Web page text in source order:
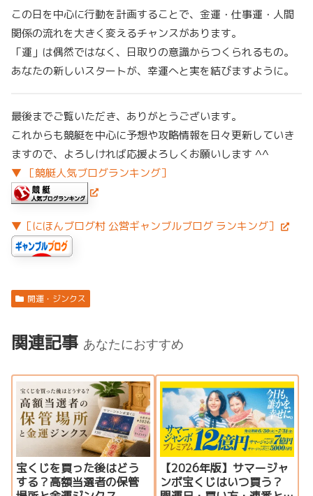
この日を中心に行動を計画することで、金運・仕事運・人間
関係の流れを大きく変えるチャンスがあります。
「運」は偶然ではなく、日取りの意識からつくられるもの。
あなたの新しいスタートが、幸運へと実を結びますように。
最後までご覧いただき、ありがとうございます。
これからも競艇を中心に予想や攻略情報を日々更新していき
ますので、よろしければ応援よろしくお願いします ^^
▼ ［競艇人気ブログランキング］
▼［にほんブログ村 公営ギャンブルブログ ランキング］
開運・ジンクス
関連記事 あなたにおすすめ
宝くじを買った後はどう
する？高額当選者の保管
【2026年版】サマージャ
ンボ宝くじはいつ買う？